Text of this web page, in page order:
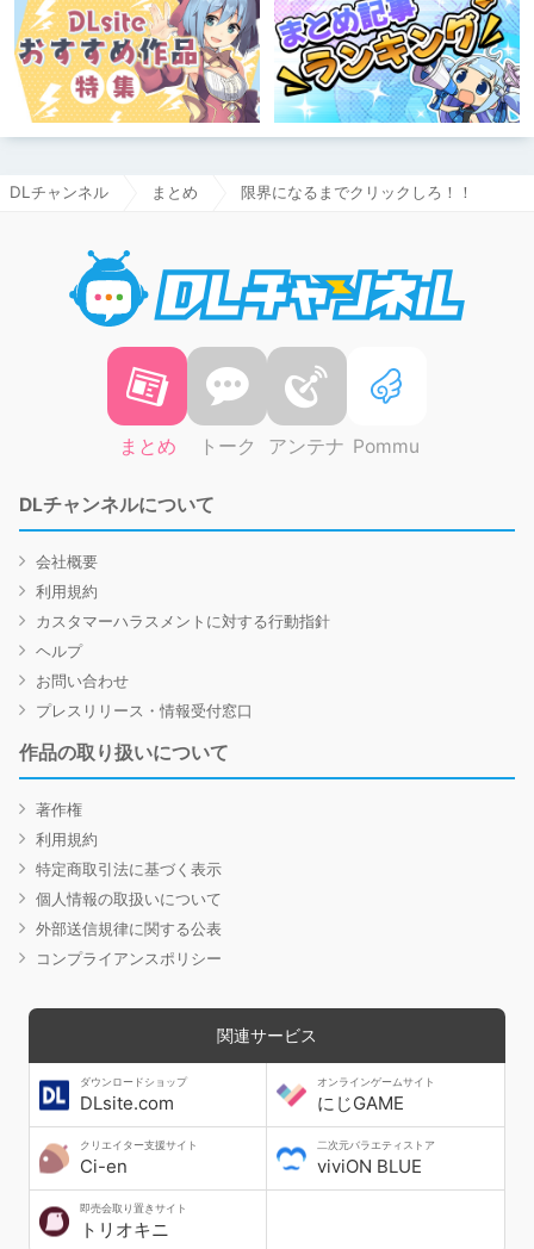
DLチャンネル まとめ 限界になるまでクリックしろ！！
まとめ トーク アンテナ Pommu
DLチャンネルについて
会社概要
利用規約
カスタマーハラスメントに対する行動指針
ヘルプ
お問い合わせ
プレスリリース・情報受付窓口
作品の取り扱いについて
著作権
利用規約
特定商取引法に基づく表示
個人情報の取扱いについて
外部送信規律に関する公表
コンプライアンスポリシー
関連サービス
ダウンロードショップ
DLsite.com
オンラインゲームサイト
にじGAME
クリエイター支援サイト
Ci-en
二次元バラエティストア
viviON BLUE
即売会取り置きサイト
トリオキニ